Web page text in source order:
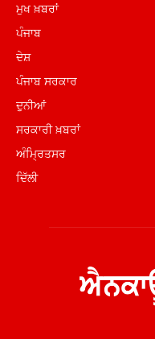
ਮੁਖ ਖ਼ਬਰਾਂ
ਪੰਜਾਬ
ਦੇਸ਼
ਪੰਜਾਬ ਸਰਕਾਰ
ਦੁਨੀਆਂ
ਸਰਕਾਰੀ ਖ਼ਬਰਾਂ
ਅੰਮ੍ਰਿਤਸਰ
ਦਿੱਲੀ